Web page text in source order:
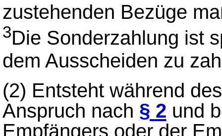
zustehenden Bezüge
3Die Sonderzahlung ist
dem Ausscheiden zu
(2) Entsteht während
Anspruch nach § 2 und
Empfängers oder der